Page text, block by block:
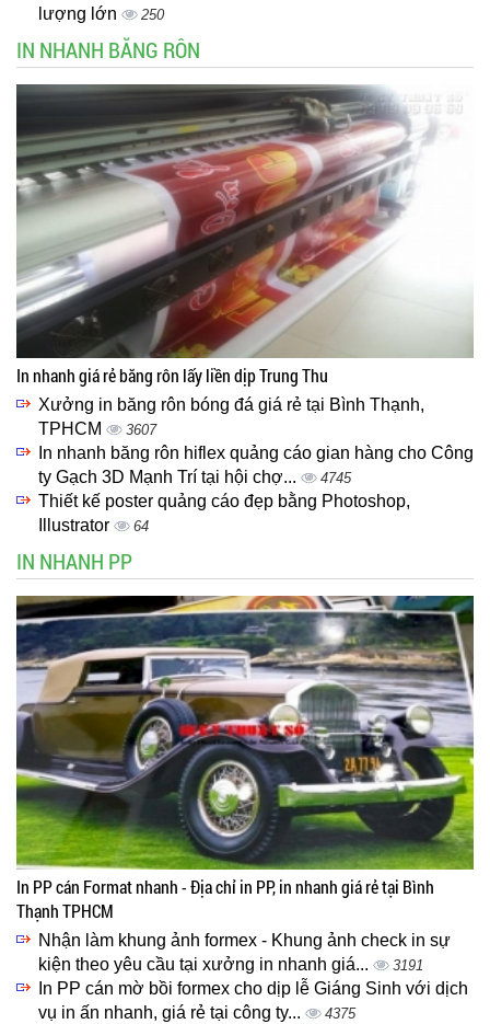
lượng lớn 250
IN NHANH BĂNG RÔN
In nhanh giá rẻ băng rôn lấy liền dịp Trung Thu
Xưởng in băng rôn bóng đá giá rẻ tại Bình Thạnh,
TPHCM
3607
In nhanh băng rôn hiflex quảng cáo gian hàng cho Công
ty Gạch 3D Mạnh Trí tại hội chợ...
4745
Thiết kế poster quảng cáo đẹp bằng Photoshop,
Illustrator
64
IN NHANH PP
In PP cán Format nhanh - Địa chỉ in PP, in nhanh giá rẻ tại Bình
Thạnh TPHCM
Nhận làm khung ảnh formex - Khung ảnh check in sự
kiện theo yêu cầu tại xưởng in nhanh giá...
3191
In PP cán mờ bồi formex cho dịp lễ Giáng Sinh với dịch
vụ in ấn nhanh, giá rẻ tại công ty...
4375